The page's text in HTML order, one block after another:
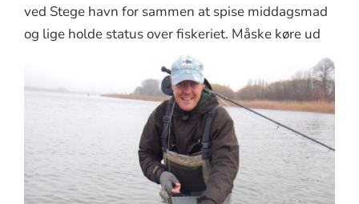
ved Stege havn for sammen at spise middagsmad
og lige holde status overfiskeriet. Måske køre ud